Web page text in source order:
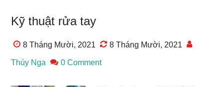
Kỹ thuật rửa tay
8 Tháng Mười, 2021 8 Tháng Mười, 2021
Thúy Nga 0 Comment